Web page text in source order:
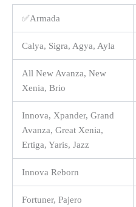
✅Armada
Calya, Sigra, Agya, Ayla
All New Avanza, New
Xenia, Brio
Innova, Xpander, Grand
Avanza, Great Xenia,
Ertiga, Yaris, Jazz
Innova Reborn
Fortuner, Pajero